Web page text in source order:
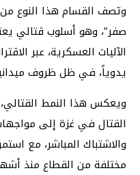
وتصف القسام هذا النوع من
صفر”، وهو أسلوب قتالي
الآليات العسكرية، عبر
يدوياً، في ظل ظروف
ويعكس هذا النمط
القتال في غزة إلى
والاشتباك المباشر، مع
مختلفة من القطاع منذ